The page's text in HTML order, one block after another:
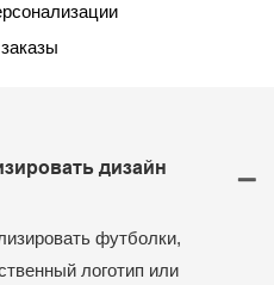
дизайн
футболки,
логотип или